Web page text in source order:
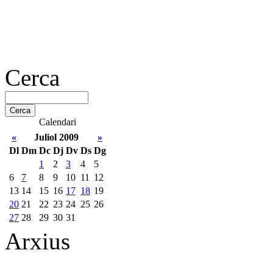
Cerca
Calendari
«
Juliol 2009
»
Dl Dm Dc Dj Dv Ds Dg
1
2 3 4
5
6
7 8 9 10 11
12
13 14 15 16 17 18 19
20 21 22 23 24 25 26
27 28 29 30 31
Arxius